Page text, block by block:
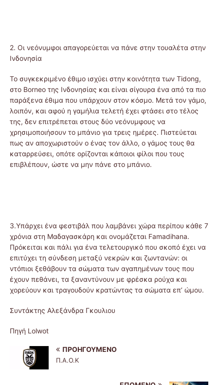
2. Οι νεόνυμφοι απαγορεύεται να πάνε στην τουαλέτα στην
Ινδονησία
Το συγκεκριμένο έθιμο ισχύει στην κοινότητα των Tidong,
στο Borneo της Ινδονησίας και είναι σίγουρα ένα από τα πιο
παράξενα έθιμα που υπάρχουν στον κόσμο. Μετά τον γάμο,
λοιπόν, και αφού η γαμήλια τελετή έχει φτάσει στο τέλος
της, δεν επιτρέπεται στους δύο νεόνυμφους να
χρησιμοποιήσουν το μπάνιο για τρεις ημέρες. Πιστεύεται
πως αν αποχωριστούν ο ένας τον άλλο, ο γάμος τους θα
καταρρεύσει, οπότε ορίζονται κάποιοι φίλοι που τους
επιβλέπουν, ώστε να μην πάνε στο μπάνιο.
3.Υπάρχει ένα φεστιβάλ που λαμβάνει χώρα περίπου κάθε 7
χρόνια στη Μαδαγασκάρη και ονομάζεται Famadihana.
Πρόκειται και πάλι για ένα τελετουργικό που σκοπό έχει να
επιτύχει τη σύνδεση μεταξύ νεκρών και ζωντανών: οι
ντόπιοι ξεθάβουν τα σώματα των αγαπημένων τους που
έχουν πεθάνει, τα ξαναντύνουν με φρέσκα ρούχα και
χορεύουν και τραγουδούν κρατώντας τα σώματα επ’ ώμου.
Συντάκτης Αλεξάνδρα Γκουλιου
Πηγή Lolwot
ΠΡΟΗΓΟΎΜΕΝΟ
Π.Α.Ο.Κ